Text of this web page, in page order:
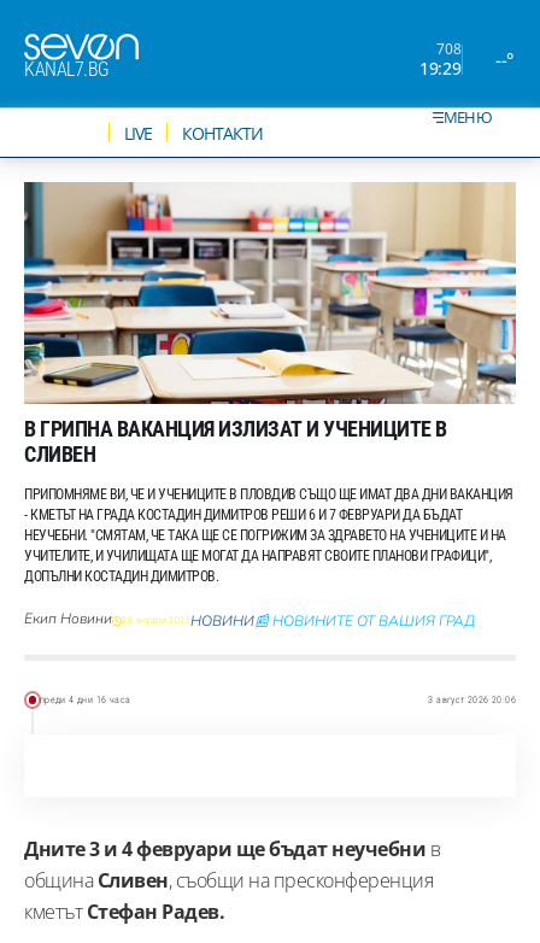
KANAL7.BG
708
19:29 --°
LIVE КОНТАКТИ
МЕНЮ
В ГРИПНА ВАКАНЦИЯ ИЗЛИЗАТ И УЧЕНИЦИТЕ В
СЛИВЕН
ПРИПОМНЯМЕ ВИ, ЧЕ И УЧЕНИЦИТЕ В ПЛОВДИВ СЪЩО ЩЕ ИМАТ ДВА ДНИ ВАКАНЦИЯ
- КМЕТЪТ НА ГРАДА КОСТАДИН ДИМИТРОВ РЕШИ 6 И 7 ФЕВРУАРИ ДА БЪДАТ
НЕУЧЕБНИ. "СМЯТАМ, ЧЕ ТАКА ЩЕ СЕ ПОГРИЖИМ ЗА ЗДРАВЕТО НА УЧЕНИЦИТЕ И НА
УЧИТЕЛИТЕ, И УЧИЛИЩАТА ЩЕ МОГАТ ДА НАПРАВЯТ СВОИТЕ ПЛАНОВИ ГРАФИЦИ",
ДОПЪЛНИ КОСТАДИН ДИМИТРОВ.
Екип Новини 28 януари 2025НОВИНИ📰 НОВИНИТЕ ОТ ВАШИЯ ГРАД
преди 4 дни 16 часа 3 август 2026 20:06
Дните 3 и 4 февруари ще бъдат неучебни в
общинаСливен, съобщи на пресконференция
кметътСтефан Радев.